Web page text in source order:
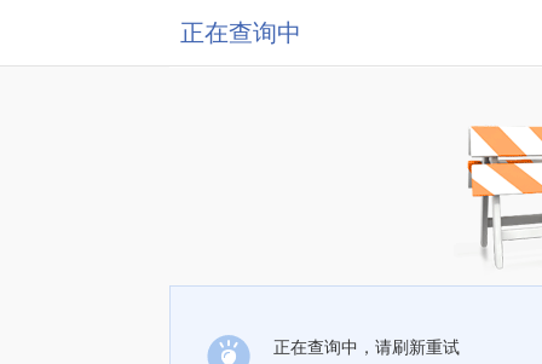
正在查询中
正在查询中，请刷新重试